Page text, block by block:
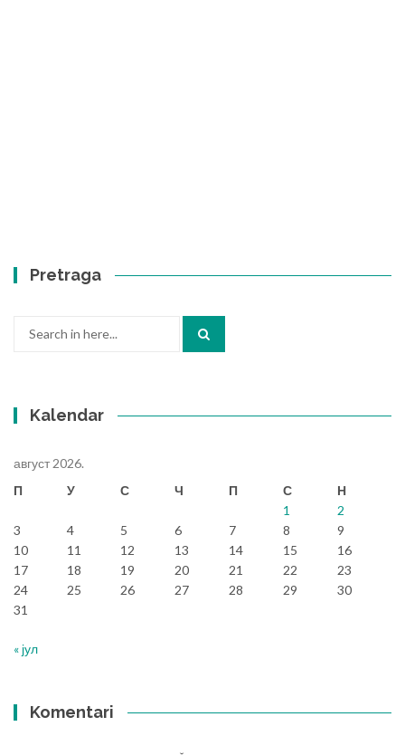
Pretraga
Kalendar
август 2026.
П
У С Ч П С
Н
1
2
3
4 5 6 7 8
9
10
11 12 13 14 15
16
17
18 19 20 21 22
23
24
25 26 27 28 29
30
31
« јул
Komentari